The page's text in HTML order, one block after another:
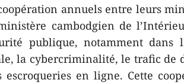
annuels entre leurs
cambodgien de
publique, notamment dans
la cybercriminalité, le trafic de
en ligne. Cette